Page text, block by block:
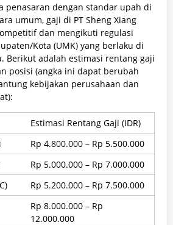
penasaran dengan standar upah di
umum, gaji di PT Sheng Xiang
dan mengikuti regulasi
Kota (UMK) yang berlaku di
Berikut adalah estimasi rentang gaji
posisi (angka ini dapat berubah
kebijakan perusahaan dan
Estimasi Rentang Gaji (IDR)
Rp 4.800.000 – Rp 5.500.000
Rp 5.000.000 – Rp 7.000.000
Rp 5.200.000 – Rp 7.500.000
Rp 8.000.000 – Rp
12.000.000